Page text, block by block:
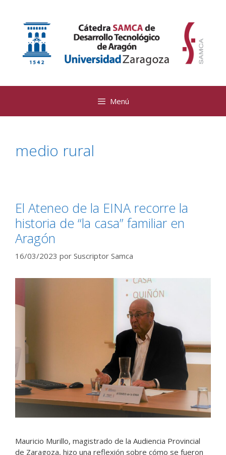
contenido
Menú
medio rural
El Ateneo de la EINA recorre la
historia de “la casa” familiar en
Aragón
16/03/2023 por Suscriptor Samca
Mauricio Murillo, magistrado de la Audiencia Provincial
de Zaragoza, hizo una reflexión sobre cómo se fueron